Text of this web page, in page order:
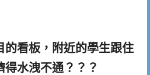
的看板，附近的學生跟住
得水洩不通？？？